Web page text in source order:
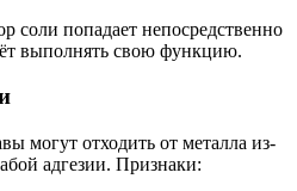
соли попадает непосредственно
выполнять свою функцию.
могут отходить от металла из-
адгезии. Признаки: